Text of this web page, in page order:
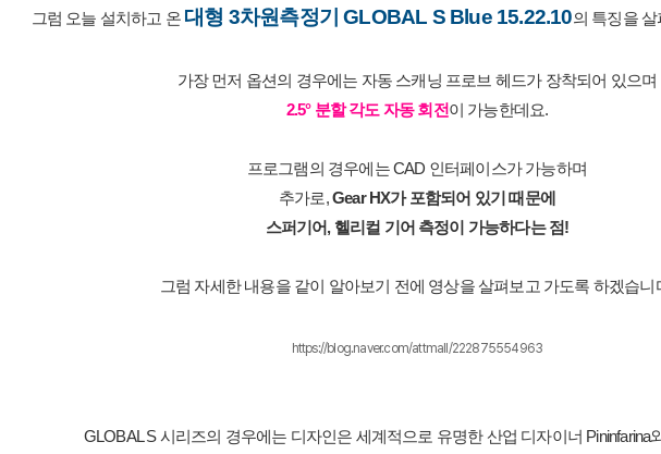
그럼 오늘 설치하고 온 대형 3차원측정기 GLOBAL S Blue 15.22.10의 특징을
가장 먼저 옵션의 경우에는 자동 스캐닝 프로브 헤드가 장착되어 있으며
2.5° 분할 각도 자동 회전이 가능한데요.
프로그램의 경우에는 CAD 인터페이스가 가능하며
추가로, Gear HX가 포함되어 있기 때문에
스퍼기어, 헬리컬 기어 측정이 가능하다는 점!
그럼 자세한 내용을 같이 알아보기 전에 영상을 살펴보고 가도록 하겠습니
https://blog.naver.com/attmall/222875554963
GLOBAL S 시리즈의 경우에는 디자인은 세계적으로 유명한 산업 디자이너 Pininfarina